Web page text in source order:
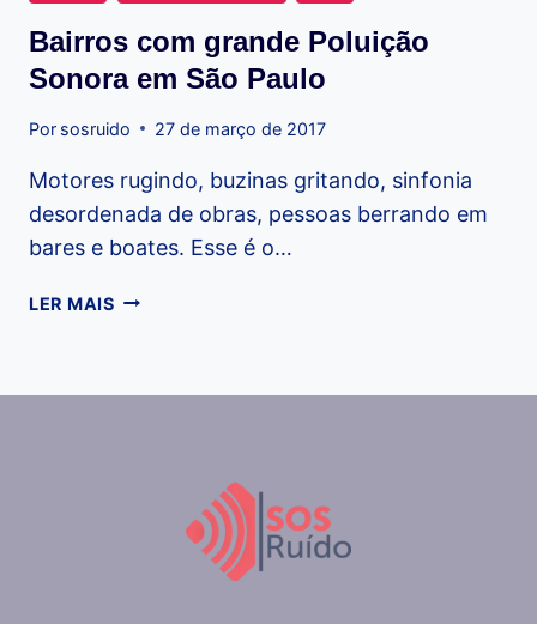
Bairros com grande Poluição
Sonora em São Paulo
Por sosruido 27 de março de 2017
Motores rugindo, buzinas gritando, sinfonia
desordenada de obras, pessoas berrando em
bares e boates. Esse é o…
LER MAISBAIRROS